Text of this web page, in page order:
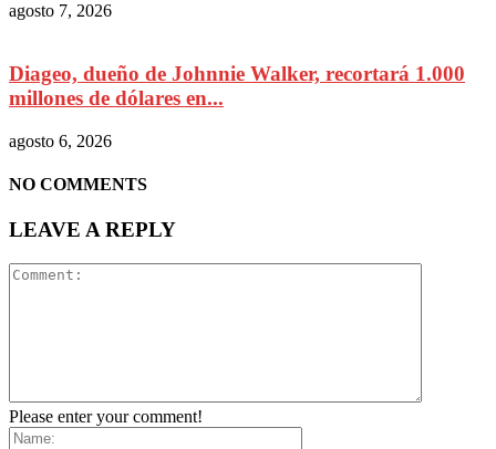
agosto 7, 2026
Diageo, dueño de Johnnie Walker, recortará 1.000
millones de dólares en...
agosto 6, 2026
NO COMMENTS
LEAVE A REPLY
Please enter your comment!